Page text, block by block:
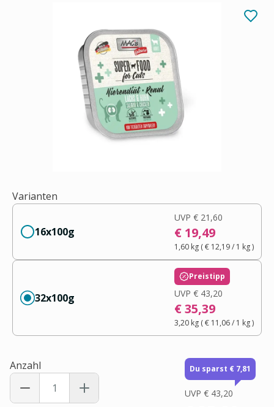
Varianten
16x100g
UVP € 21,60
€ 19,49
1,60 kg(€ 12,19/ 1 kg)
32x100g
Preistipp
UVP € 43,20
€ 35,39
3,20 kg(€ 11,06/ 1 kg)
Anzahl Du sparst € 7,81
UVP € 43,20